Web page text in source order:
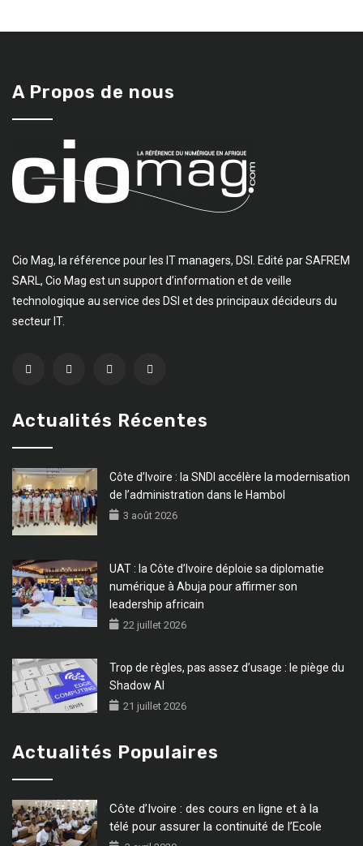
A Propos de nous
Cio Mag, la référence pour les IT managers, DSI. Edité par SAFREM
SARL, Cio Mag est un support d’information et de veille
technologique au service des DSI et des principaux décideurs du
secteur IT.
Actualités Récentes
Côte d’Ivoire : la SNDI accélère la modernisation
de l’administration dans le Hambol
3 août 2026
UAT : la Côte d’Ivoire déploie sa diplomatie
numérique à Abuja pour affirmer son
leadership africain
22 juillet 2026
Trop de règles, pas assez d’usage : le piège du
Shadow AI
21 juillet 2026
Actualités Populaires
Côte d’Ivoire : des cours en ligne et à la
télé pour assurer la continuité de l’Ecole